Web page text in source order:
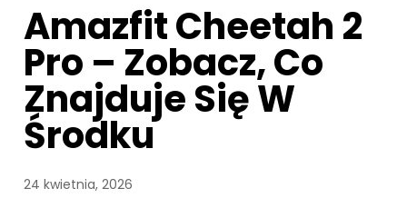
Amazfit Cheetah 2
Pro – Zobacz, Co
Znajduje Się W
Środku
24 kwietnia, 2026